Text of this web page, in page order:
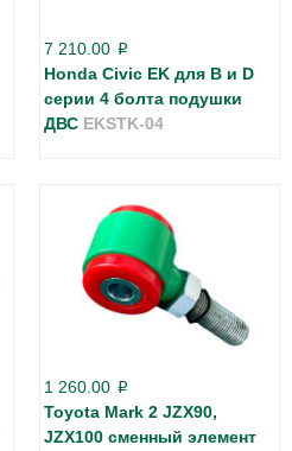
7 210.00 p
Honda Civic EK для B и D
серии 4 болта подушки
ДВС EKSTK-04
1 260.00 p
Toyota Mark 2 JZX90,
JZX100 сменный элемент